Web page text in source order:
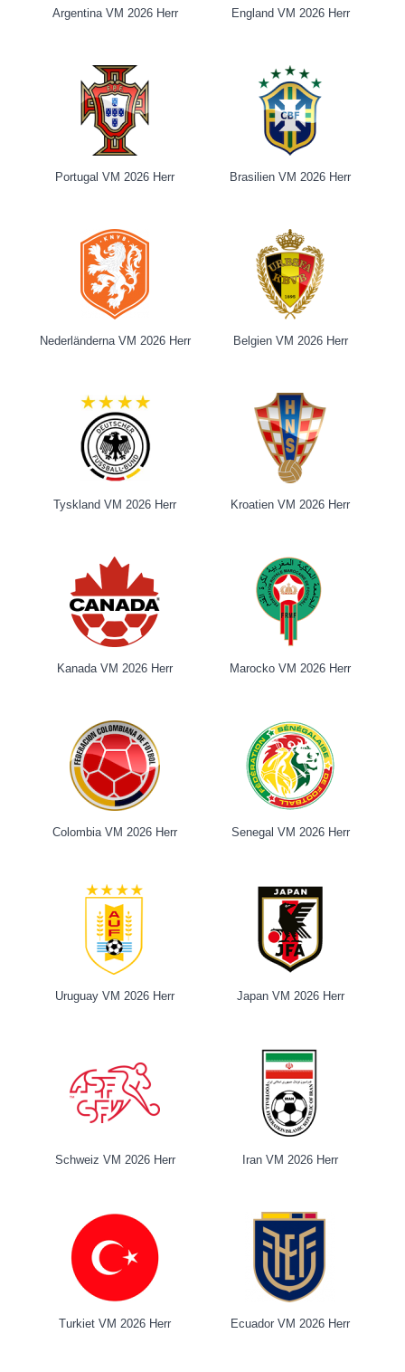
Argentina VM 2026 Herr England VM 2026 Herr
Portugal VM 2026 Herr Brasilien VM 2026 Herr
Nederländerna VM 2026 Herr Belgien VM 2026 Herr
Tyskland VM 2026 Herr Kroatien VM 2026 Herr
Kanada VM 2026 Herr Marocko VM 2026 Herr
Colombia VM 2026 Herr Senegal VM 2026 Herr
Uruguay VM 2026 Herr Japan VM 2026 Herr
Schweiz VM 2026 Herr Iran VM 2026 Herr
Turkiet VM 2026 Herr Ecuador VM 2026 Herr